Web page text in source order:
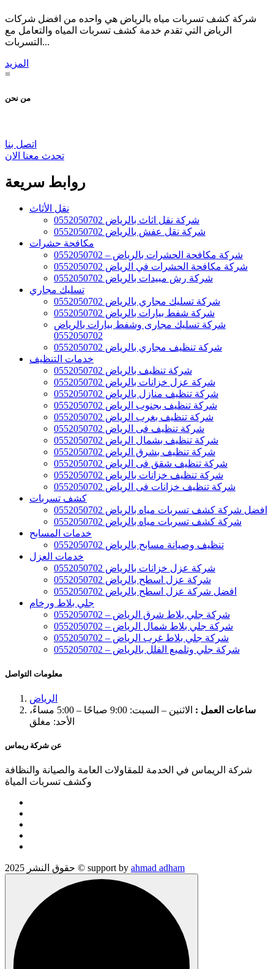
شركة كشف تسربات مياه بالرياض هي واحده من افضل شركات
الرياض التي تقدم خدمة كشف تسربات المياه والتعامل مع
التسربات...
المزيد
=
من نحن
اتصل بنا
تحدث معنا الان
روابط سريعة
نقل الأثاث
شركة نقل اثاث بالرياض 0552050702
شركة نقل عفش بالرياض 0552050702
مكافحة حشرات
شركة مكافحة الحشرات بالرياض – 0552050702
شركة مكافحة الحشرات في الرياض 0552050702
شركة رش مبيدات بالرياض 0552050702
تسليك مجاري
شركة تسليك مجاري بالرياض 0552050702
شركة شفط بيارات بالرياض 0552050702
شركة تسليك مجارى وشفط بيارات بالرياض
0552050702
شركة تنظيف مجاري بالرياض 0552050702
خدمات التنظيف
شركة تنظيف بالرياض 0552050702
شركة عزل خزانات بالرياض 0552050702
شركة تنظيف منازل بالرياض 0552050702
شركة تنظيف بجنوب الرياض 0552050702
شركة تنظيف بغرب الرياض 0552050702
شركة تنظيف فى الرياض 0552050702
شركة تنظيف بشمال الرياض 0552050702
شركة تنظيف بشرق الرياض 0552050702
شركة تنظيف شقق فى الرياض 0552050702
شركة تنظيف خزانات بالرياض 0552050702
شركة تنظيف خزانات فى الرياض 0552050702
كشف تسربات
افضل شركة كشف تسربات مياه بالرياض 0552050702
شركة كشف تسربات مياه بالرياض 0552050702
خدمات المسابح
تنظيف وصيانة مسابح بالرياض 0552050702
خدمات العزل
شركة عزل خزانات بالرياض 0552050702
شركة عزل اسطح بالرياض 0552050702
افضل شركة عزل اسطح بالرياض 0552050702
جلي بلاط ورخام
شركة جلي بلاط شرق الرياض – 0552050702
شركة جلي بلاط شمال الرياض – 0552050702
شركة جلي بلاط غرب الرياض – 0552050702
شركة جلي وتلميع الفلل بالرياض – 0552050702
معلومات التواصل
الرياض
ساعات العمل :
الاثنين – السبت: 9:00 صباحًا – 5:00 مساءً،
الأحد: مغلق
عن شركة ريماس
شركة الريماس في الخدمة للمقاولات العامة والصيانة والنظافة
وكشف تسربات المياة
حقوق النشر 2025 © support by ahmad adham